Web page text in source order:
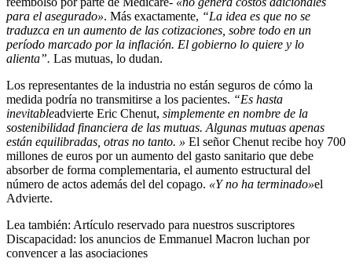
para el asegurado». Más exactamente, “La idea es que no se
traduzca en un aumento de las cotizaciones, sobre todo en un
período marcado por la inflación. El gobierno lo quiere y lo
alienta”. Las mutuas, lo dudan.
Los representantes de la industria no están seguros de cómo la
medida podría no transmitirse a los pacientes. “Es hasta
inevitableadvierte Eric Chenut, simplemente en nombre de la
sostenibilidad financiera de las mutuas. Algunas mutuas apenas
están equilibradas, otras no tanto. » El señor Chenut recibe hoy 700
millones de euros por un aumento del gasto sanitario que debe
absorber de forma complementaria, el aumento estructural del
número de actos además del del copago. «Y no ha terminado»el
Advierte.
Lea también: Artículo reservado para nuestros suscriptores
Discapacidad: los anuncios de Emmanuel Macron luchan por
convencer a las asociaciones